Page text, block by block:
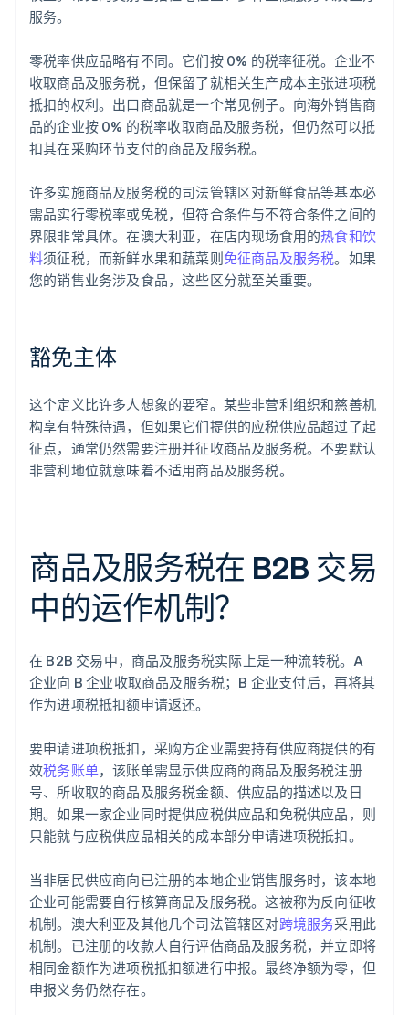
服务。
零税率供应品略有不同。它们按 0% 的税率征税。企业不
收取商品及服务税，但保留了就相关生产成本主张进项税
抵扣的权利。出口商品就是一个常见例子。向海外销售商
品的企业按 0% 的税率收取商品及服务税，但仍然可以抵
扣其在采购环节支付的商品及服务税。
许多实施商品及服务税的司法管辖区对新鲜食品等基本必
需品实行零税率或免税，但符合条件与不符合条件之间的
界限非常具体。在澳大利亚，在店内现场食用的热食和饮
料须征税，而新鲜水果和蔬菜则免征商品及服务税。如果
您的销售业务涉及食品，这些区分就至关重要。
豁免主体
这个定义比许多人想象的要窄。某些非营利组织和慈善机
构享有特殊待遇，但如果它们提供的应税供应品超过了起
征点，通常仍然需要注册并征收商品及服务税。不要默认
非营利地位就意味着不适用商品及服务税。
商品及服务税在 B2B 交易
中的运作机制？
在 B2B 交易中，商品及服务税实际上是一种流转税。A
企业向 B 企业收取商品及服务税；B 企业支付后，再将其
作为进项税抵扣额申请返还。
要申请进项税抵扣，采购方企业需要持有供应商提供的有
效税务账单，该账单需显示供应商的商品及服务税注册
号、所收取的商品及服务税金额、供应品的描述以及日
期。如果一家企业同时提供应税供应品和免税供应品，则
只能就与应税供应品相关的成本部分申请进项税抵扣。
当非居民供应商向已注册的本地企业销售服务时，该本地
企业可能需要自行核算商品及服务税。这被称为反向征收
机制。澳大利亚及其他几个司法管辖区对跨境服务采用此
机制。已注册的收款人自行评估商品及服务税，并立即将
相同金额作为进项税抵扣额进行申报。最终净额为零，但
申报义务仍然存在。